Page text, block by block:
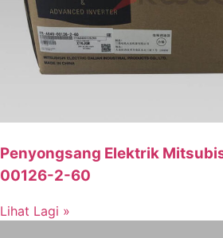
Penyongsang Elektrik
00126-2-60
Lihat Lagi »